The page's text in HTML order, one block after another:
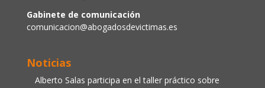
Gabinete de comunicación
comunicacion@abogadosdevictimas.es
Noticias
Alberto Salas participa en el taller práctico sobre